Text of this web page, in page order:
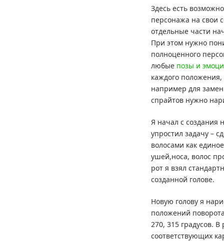
Здесь есть
персонажа на свои
отдельные части
При этом нужно
полноценного
любые позы и
каждого положения,
например для
спрайтов нужно
Я начал с создания
упростил задачу –
волосами как
ушей,носа, волос
рот я взял
созданной голове.
Новую голову я
положений
270, 315 градусов. В
соответствующих